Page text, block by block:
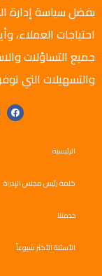
بفضل سياسة إدارة
احتياجات العملاء،
جميع التساؤلات
والتسهيلات التي
الرئيسية
كلمة رئيس مجلس الإدراة
خدمتنا
الأسئلة الأكثر شيوعاً